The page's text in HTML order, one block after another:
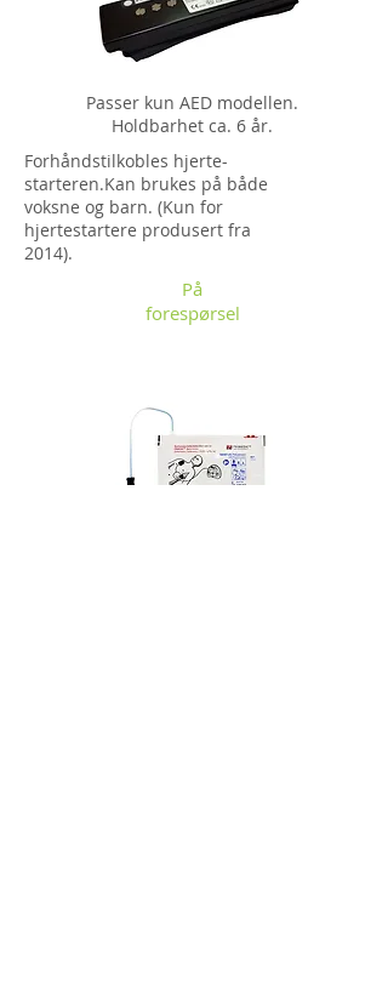
Passer kun AED modellen.
Holdbarhet ca. 6 år.
Forhåndstilkobles hjerte-
starteren.Kan brukes på både
voksne og barn. (Kun for
hjertestartere produsert fra
2014).
På
forespørsel